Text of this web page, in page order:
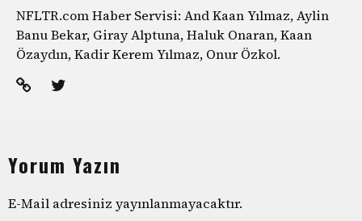
NFLTR.com Haber Servisi: And Kaan Yılmaz, Aylin
Banu Bekar, Giray Alptuna, Haluk Onaran, Kaan
Özaydın, Kadir Kerem Yılmaz, Onur Özkol.
Yorum Yazın
E-Mail adresiniz yayınlanmayacaktır.